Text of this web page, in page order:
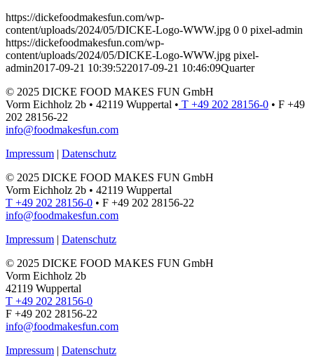
https://dickefoodmakesfun.com/wp-
content/uploads/2024/05/DICKE-Logo-WWW.jpg 0 0 pixel-admin
https://dickefoodmakesfun.com/wp-
content/uploads/2024/05/DICKE-Logo-WWW.jpg pixel-
admin2017-09-21 10:39:522017-09-21 10:46:09Quarter
© 2025 DICKE FOOD MAKES FUN GmbH
Vorm Eichholz 2b • 42119 Wuppertal • T +49 202 28156-0 • F +49
202 28156-22
info@foodmakesfun.com
Impressum | Datenschutz
© 2025 DICKE FOOD MAKES FUN GmbH
Vorm Eichholz 2b • 42119 Wuppertal
T +49 202 28156-0 • F +49 202 28156-22
info@foodmakesfun.com
Impressum | Datenschutz
© 2025 DICKE FOOD MAKES FUN GmbH
Vorm Eichholz 2b
42119 Wuppertal
T +49 202 28156-0
F +49 202 28156-22
info@foodmakesfun.com
Impressum | Datenschutz